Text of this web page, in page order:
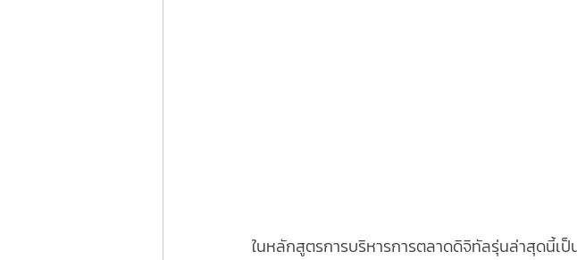
ในหลักสูตรการบริหารการตลาดดิจิทัลรุ่นล่าสุดนี้เ